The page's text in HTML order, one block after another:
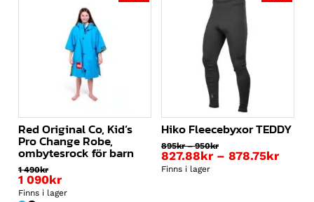
Red Original Co, Kid’s
Pro Change Robe,
ombytesrock för barn
1 490kr
Det
ursprungliga
1 090kr
Det
Finns i lager
Hiko Fleecebyxor TEDDY
895kr – 950krPrisintervall:
895kr
827.88kr – 878.75kr
Finns i lager